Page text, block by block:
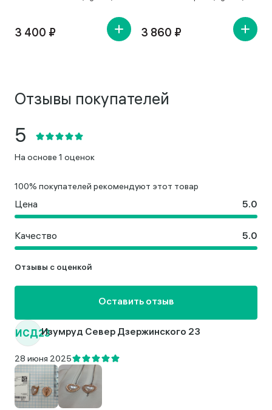
3 400 ₽ 3 860 ₽
Отзывы покупателей
ИСД23Изумруд Север Дзержинского 23
28 июня 2025
На основе 1 оценок
100% покупателей рекомендуют этот товар
Цена
Качество
Отзывы с оценкой
Оставить отзыв